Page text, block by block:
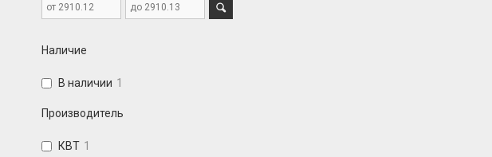
Наличие
В наличии 1
Производитель
КВТ 1